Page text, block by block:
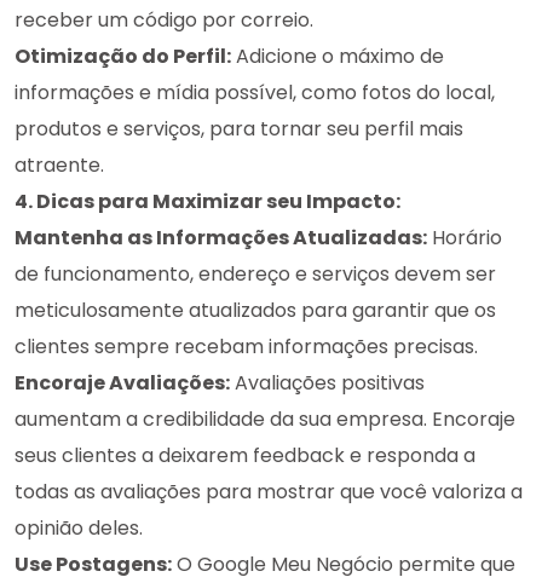
receber um código por correio.
Otimização do Perfil:Adicione o máximo de
informações e mídia possível, como fotos do local,
produtos e serviços, para tornar seu perfil mais
atraente.
4. Dicas para Maximizar seu Impacto:
Mantenha as Informações Atualizadas: Horário
de funcionamento, endereço e serviços devem ser
meticulosamente atualizados para garantir que os
clientes sempre recebam informações precisas.
Encoraje Avaliações:Avaliações positivas
aumentam a credibilidade da sua empresa. Encoraje
seus clientes a deixarem feedback e responda a
todas as avaliações para mostrar que você valoriza a
opinião deles.
Use Postagens:O Google Meu Negócio permite que